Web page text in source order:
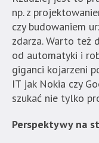
np. z
czy budowaniem
zdarza. Warto też
od automatyki i
giganci kojarzeni
IT jak Nokia czy
szukać nie tylko
Perspektywy na